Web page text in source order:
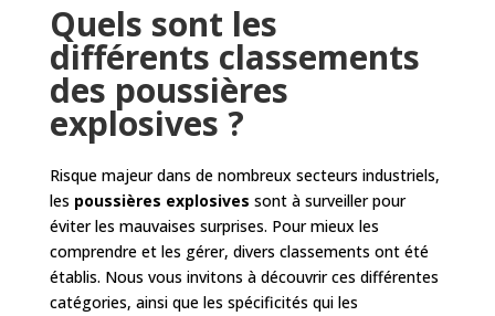
Quels sont les
différents classements
des poussières
explosives ?
Risque majeur dans de nombreux secteurs industriels,
les poussières explosives sont à surveiller pour
éviter les mauvaises surprises. Pour mieux les
comprendre et les gérer, divers classements ont été
établis. Nous vous invitons à découvrir ces différentes
catégories, ainsi que les spécificités qui les